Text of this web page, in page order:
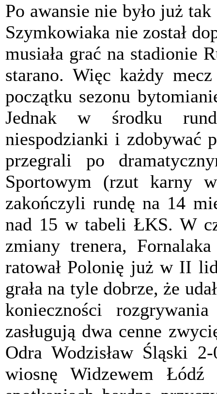
Po awansie nie było już
Szymkowiaka nie został
musiała grać na stadionie
starano. Więc każdy
początku sezonu
Jednak w środku
niespodzianki i zdobywać
przegrali po
Sportowym (rzut karny
zakończyli rundę na 14
nad 15 w tabeli ŁKS. W
zmiany trenera,
ratował Polonię już w II
grała na tyle dobrze, że
konieczności
zasługują dwa cenne
Odra Wodzisław Śląski
wiosnę Widzewem